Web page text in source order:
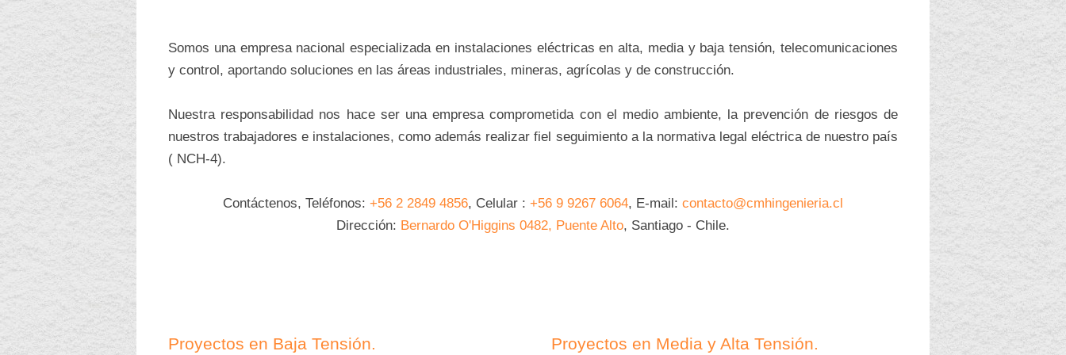
Somos una empresa nacional especializada en instalaciones eléctricas en alta, media y baja tensión, telecomunicaciones
y control, aportando soluciones en las áreas industriales, mineras, agrícolas y de construcción.
Nuestra responsabilidad nos hace ser una empresa comprometida con el medio ambiente, la prevención de riesgos de
nuestros trabajadores e instalaciones, como además realizar fiel seguimiento a la normativa legal eléctrica de nuestro país
( NCH-4).
Contáctenos, Teléfonos: +56 2 2849 4856, Celular : +56 9 9267 6064, E-mail: contacto@cmhingenieria.cl
Dirección: Bernardo O'Higgins 0482, Puente Alto, Santiago - Chile.
Proyectos en Baja Tensión. Proyectos en Media y Alta Tensión.